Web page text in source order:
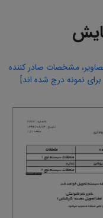
مشخصات صادر کننده
نمونه درج شده اند]